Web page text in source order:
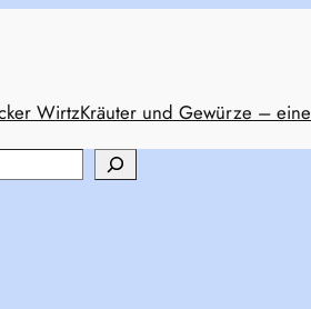
WirtzKräuter und Gewürze –